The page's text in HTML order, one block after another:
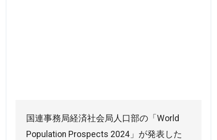
国連事務局経済社会局人口部の「World
Population Prospects 2024」が発表した